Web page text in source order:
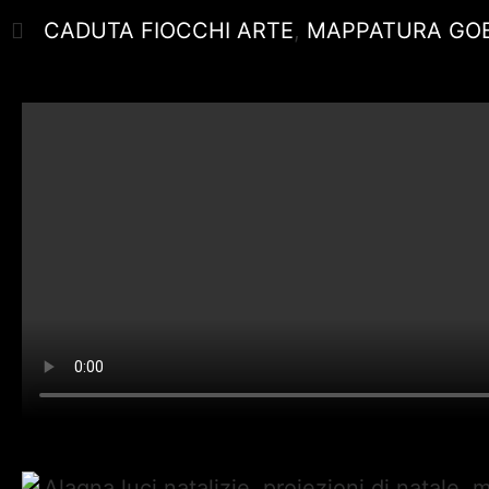
CADUTA FIOCCHI ARTE, MAPPATURA